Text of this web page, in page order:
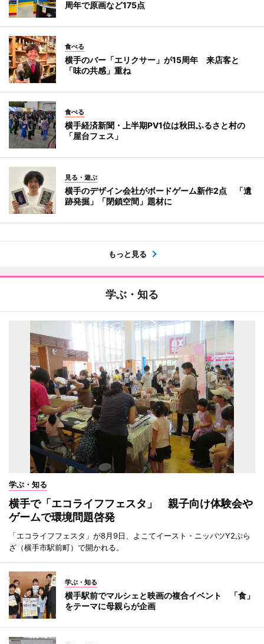
周年で原画など175点
食べる
横手のバー「エリクサー」が15周年 来店客と
「味の共感」重ね
食べる
横手経済新聞・上半期PV1位は秋田ふるさと村の
「屋台フェス」
見る・遊ぶ
横手のデザイン会社がボードゲーム新作2点 「遺
跡発掘」「閉鎖空間」題材に
もっと見る
学ぶ・知る
学ぶ・知る
横手で「エコライフフェスタ」 親子向け体験会や
ゲームで環境問題啓発
「エコライフフェスタ」が8月9日、よこてイースト・ニッパツY2ぷら
ざ（横手市駅前町）で開かれる。
学ぶ・知る
横手駅前でマルシェと映画の複合イベント 「食」
をテーマに母親らが企画